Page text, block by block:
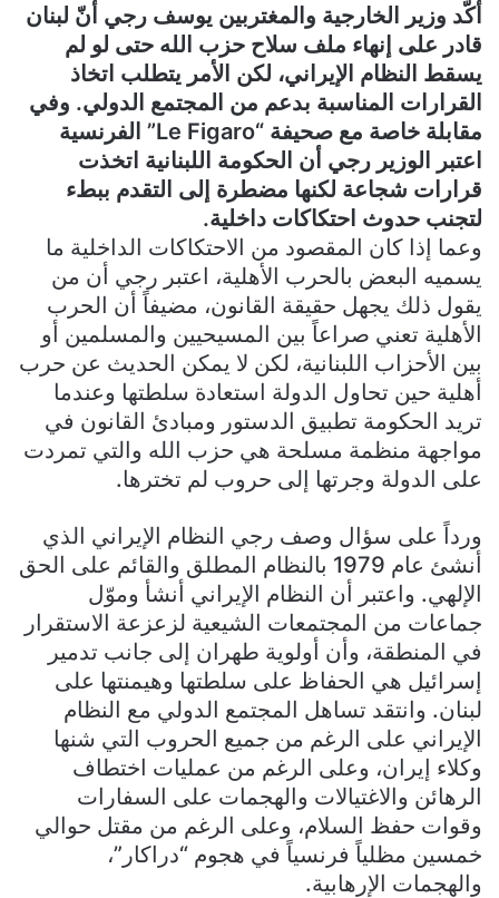
أكّد وزير الخارجية والمغتربين يوسف رجي أنّ لبنان
قادر على إنهاء ملف سلاح حزب الله حتى لو لم
يسقط النظام الإيراني، لكن الأمر يتطلب اتخاذ
القرارات المناسبة بدعم من المجتمع الدولي. وفي
مقابلة خاصة مع صحيفة “Le Figaro” الفرنسية
اعتبر الوزير رجي أن الحكومة اللبنانية اتخذت
قرارات شجاعة لكنها مضطرة إلى التقدم ببطء
لتجنب حدوث احتكاكات داخلية.
وعما إذا كان المقصود من الاحتكاكات الداخلية ما
يسميه البعض بالحرب الأهلية، اعتبر رجي أن من
يقول ذلك يجهل حقيقة القانون، مضيفاً أن الحرب
الأهلية تعني صراعاً بين المسيحيين والمسلمين أو
بين الأحزاب اللبنانية، لكن لا يمكن الحديث عن حرب
أهلية حين تحاول الدولة استعادة سلطتها وعندما
تريد الحكومة تطبيق الدستور ومبادئ القانون في
مواجهة منظمة مسلحة هي حزب الله والتي تمردت
على الدولة وجرتها إلى حروب لم تخترها.
ورداً على سؤال وصف رجي النظام الإيراني الذي
أنشئ عام 1979 بالنظام المطلق والقائم على الحق
الإلهي. واعتبر أن النظام الإيراني أنشأ وموّل
جماعات من المجتمعات الشيعية لزعزعة الاستقرار
في المنطقة، وأن أولوية طهران إلى جانب تدمير
إسرائيل هي الحفاظ على سلطتها وهيمنتها على
لبنان. وانتقد تساهل المجتمع الدولي مع النظام
الإيراني على الرغم من جميع الحروب التي شنها
وكلاء إيران، وعلى الرغم من عمليات اختطاف
الرهائن والاغتيالات والهجمات على السفارات
وقوات حفظ السلام، وعلى الرغم من مقتل حوالي
خمسين مظلياً فرنسياً في هجوم “دراكار”،
والهجمات الإرهابية.